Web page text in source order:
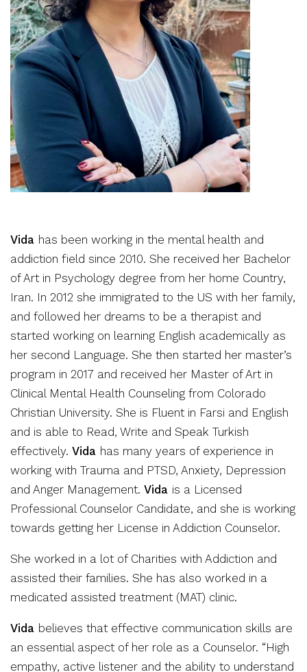
Vida has been working in the mental health and
addiction field since 2010. She received her Bachelor
of Art in Psychology degree from her home Country,
Iran. In 2012 she immigrated to the US with her family,
and followed her dreams to be a therapist and
started working on learning English academically as
her second Language. She then started her master’s
program in 2017 and received her Master of Art in
Clinical Mental Health Counseling from Colorado
Christian University. She is Fluent in Farsi and English
and is able to Read, Write and Speak Turkish
effectively. Vida has many years of experience in
working with Trauma and PTSD, Anxiety, Depression
and Anger Management. Vida is a Licensed
Professional Counselor Candidate, and she is working
towards getting her License in Addiction Counselor.
She worked in a lot of Charities with Addiction and
assisted their families. She has also worked in a
medicated assisted treatment (MAT) clinic.
Vida believes that effective communication skills are
an essential aspect of her role as a Counselor. “High
empathy, active listener and the ability to understand